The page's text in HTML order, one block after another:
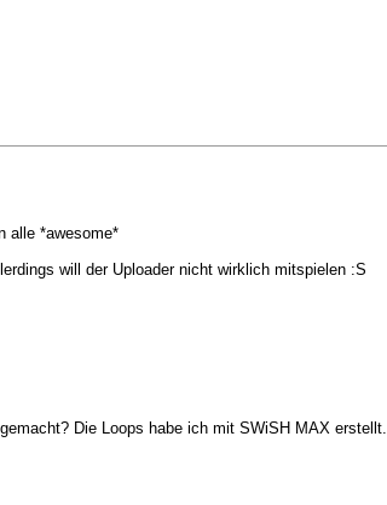
alle *awesome*
will der Uploader nicht wirklich mitspielen :S
Die Loops habe ich mit SWiSH MAX erstellt.